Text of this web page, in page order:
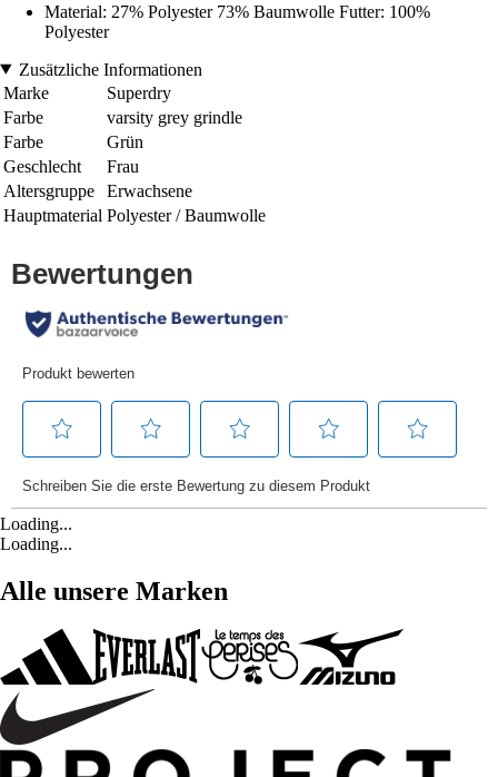
Material: 27% Polyester 73% Baumwolle Futter: 100%
Polyester
Zusätzliche Informationen
Marke
Superdry
Farbe
varsity grey grindle
Farbe
Grün
Geschlecht
Frau
Altersgruppe
Erwachsene
Hauptmaterial Polyester / Baumwolle
Loading...
Loading...
Alle unsere Marken